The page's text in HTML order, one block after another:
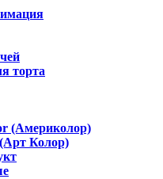
торта
(Америколор)
Колор)